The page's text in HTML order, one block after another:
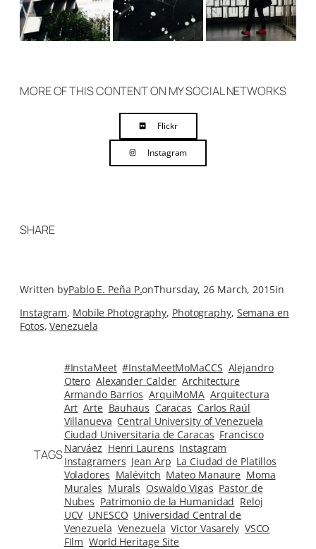
MORE OF THIS CONTENT ON MY SOCIAL NETWORKS
Flickr
Instagram
SHARE
Written byPablo E. Peña P.onThursday, 26 March, 2015in
Instagram, Mobile Photography, Photography, Semana en
Fotos, Venezuela
TAGS
#InstaMeet #InstaMeetMoMaCCS Alejandro
Otero Alexander Calder Architecture
Armando Barrios ArquiMoMA Arquitectura
Art Arte Bauhaus Caracas Carlos Raúl
Villanueva Central University of Venezuela
Ciudad Universitaria de Caracas Francisco
Narváez Henri Laurens Instagram
Instagramers Jean Arp La Ciudad de Platillos
Voladores Malévitch Mateo Manaure Moma
Murales Murals Oswaldo Vigas Pastor de
Nubes Patrimonio de la Humanidad Reloj
UCV UNESCO Universidad Central de
Venezuela Venezuela Victor Vasarely VSCO
FIlm World Heritage Site